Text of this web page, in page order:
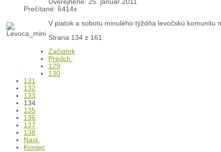
Uverejnené: 25. január 2011
Prečítané: 6414x
V piatok a sobotu minulého týždňa levočskú komunitu
Strana 134 z 161
Začiatok
Predch.
129
130
131
132
133
134
135
136
137
138
Nasl.
Koniec